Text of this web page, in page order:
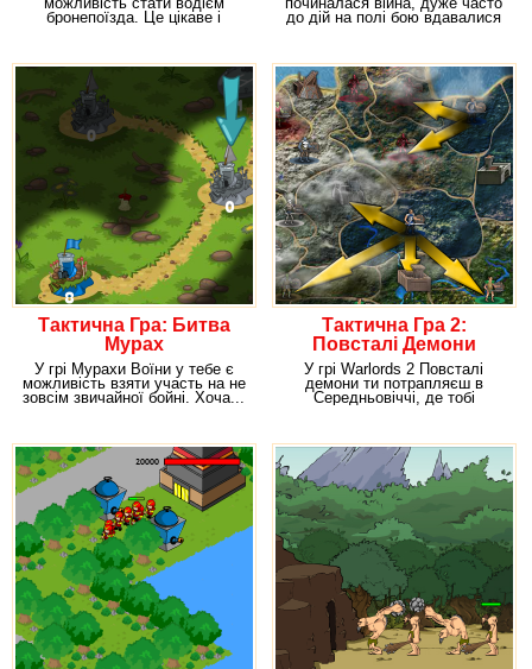
бронепоїзда. Це цікаве і
до дій на полі бою вдавалися
Тактична Гра: Битва
Мурах
У грі Мурахи Воїни у тебе є
можливість взяти участь на не
зовсім звичайної бойні. Хоча...
Тактична Гра 2:
Повсталі Демони
У грі Warlords 2 Повсталі
демони ти потрапляєш в
Середньовіччі, де тобі